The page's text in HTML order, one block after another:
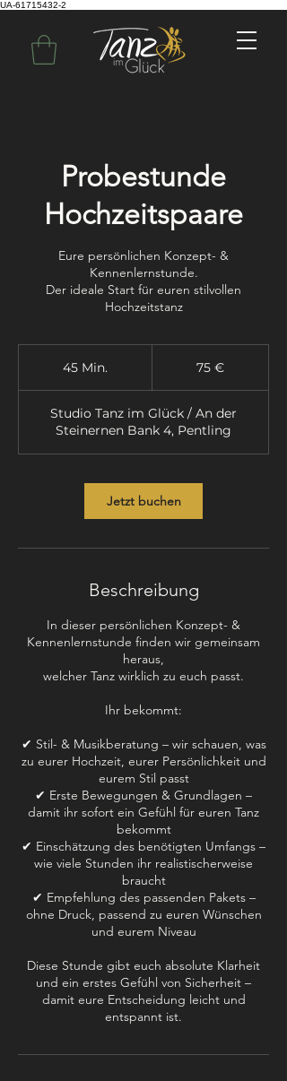
UA-61715432-2
Probestunde
Hochzeitspaare
Eure persönlichen Konzept- &
Kennenlernstunde.
Der ideale Start für euren stilvollen
Hochzeitstanz
45 Min.
i
n
.
75 €
Studio Tanz im Glück / An der
Steinernen Bank 4, Pentling
Jetzt buchen
Beschreibung
In dieser persönlichen Konzept- &
Kennenlernstunde finden wir gemeinsam
heraus,
welcher Tanz wirklich zu euch passt.
Ihr bekommt:
✔ Stil- & Musikberatung – wir schauen, was
zu eurer Hochzeit, eurer Persönlichkeit und
eurem Stil passt
✔ Erste Bewegungen & Grundlagen –
damit ihr sofort ein Gefühl für euren Tanz
bekommt
✔ Einschätzung des benötigten Umfangs –
wie viele Stunden ihr realistischerweise
braucht
✔ Empfehlung des passenden Pakets –
ohne Druck, passend zu euren Wünschen
und eurem Niveau
Diese Stunde gibt euch absolute Klarheit
und ein erstes Gefühl von Sicherheit –
damit eure Entscheidung leicht und